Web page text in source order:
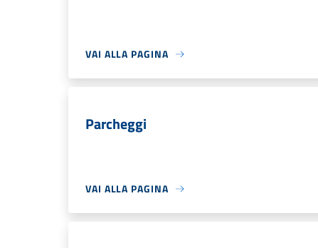
VAI ALLA PAGINA
Parcheggi
VAI ALLA PAGINA